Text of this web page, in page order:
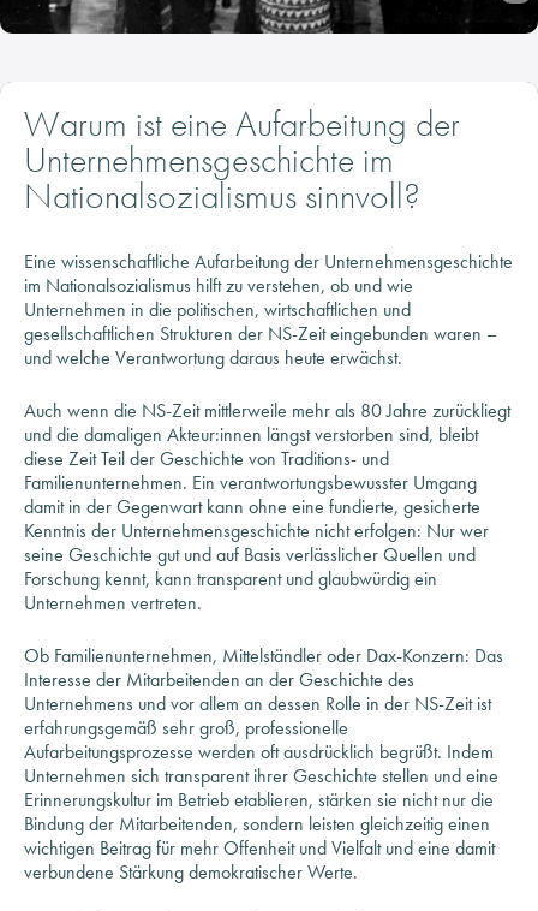
NS-Aufarbeitung
Archivprojekte
Wissenschaftliches Symposium
Angebote
Veranstaltungen
Online-Angebote
Preis für Unternehmensgeschichte
Reisestipendien
Unternehmensgeschichte im
Nationalsozialismus sinnvoll?
Eine wissenschaftliche Aufarbeitung der Unternehmensgeschichte
Unternehmen in die politischen, wirtschaftlichen und
gesellschaftlichen Strukturen der NS-Zeit eingebunden waren –
und welche Verantwortung daraus heute erwächst.
Auch wenn die NS-Zeit mittlerweile mehr als 80 Jahre zurückliegt
diese Zeit Teil der Geschichte von Traditions- und
Familienunternehmen. Ein verantwortungsbewusster Umgang
damit in der Gegenwart kann ohne eine fundierte, gesicherte
Kenntnis der Unternehmensgeschichte nicht erfolgen: Nur wer
seine Geschichte gut und auf Basis verlässlicher Quellen und
Forschung kennt, kann transparent und glaubwürdig ein
Unternehmen vertreten.
Ob Familienunternehmen, Mittelständler oder Dax-Konzern: Das
Unternehmens und vor allem an dessen Rolle in der NS-Zeit ist
erfahrungsgemäß sehr groß, professionelle
Aufarbeitungsprozesse werden oft ausdrücklich begrüßt. Indem
Unternehmen sich transparent ihrer Geschichte stellen und eine
Erinnerungskultur im Betrieb etablieren, stärken sie nicht nur die
Bindung der Mitarbeitenden, sondern leisten gleichzeitig einen
wichtigen Beitrag für mehr Offenheit und Vielfalt und eine damit
verbundene Stärkung demokratischer Werte.
Eine Aufarbeitung der Unternehmensgeschichte im